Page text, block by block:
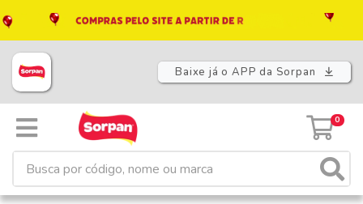
Baixe já o APP da Sorpan
0